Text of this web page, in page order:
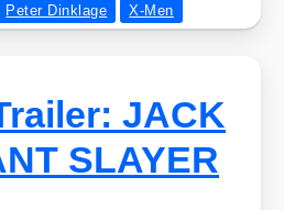
Peter Dinklage X-Men
JACK
SLAYER